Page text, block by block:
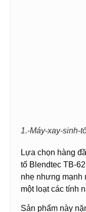
1.-Máy-xay-sinh-
Lựa chọn hàng
tố Blendtec TB-
nhẹ nhưng
một loạt các tính
Sản phẩm này